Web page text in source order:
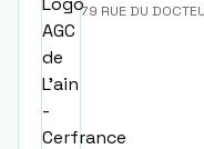
79 RUE DU